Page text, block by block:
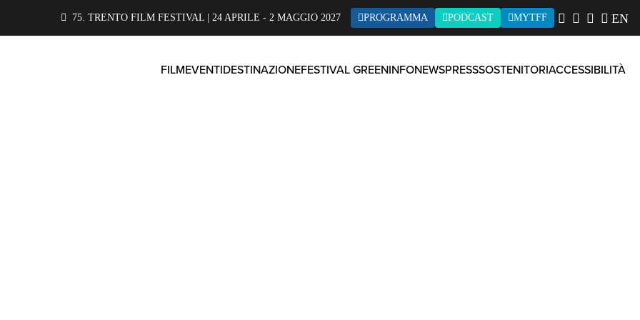
75. TRENTO FILM FESTIVAL | 24 APRILE - 2 MAGGIO 2027 PROGRAMMA PODCAST MYTFF EN
FILMEVENTIDESTINAZIONEFESTIVAL GREENINFONEWSPRESSSOSTENITORIACCESSIBILITÀ